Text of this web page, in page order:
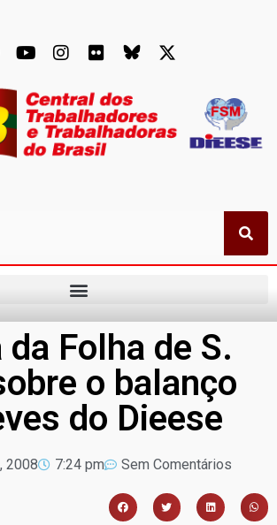
Folha de S.
o balanço
do Dieese
2008 7:24 pm Sem Comentários